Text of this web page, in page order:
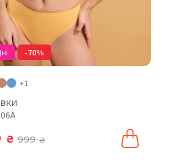
-70%
+1
₴ 999₴